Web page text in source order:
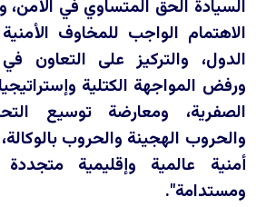
السيادة الحق المتساوي في الأمن،
الاهتمام الواجب للمخاوف
الدول، والتركيز على التعاون في
ورفض المواجهة الكتلية
الصفرية، ومعارضة توسيع
والحروب الهجينة والحروب
أمنية عالمية وإقليمية متجددة
ومستدامة".